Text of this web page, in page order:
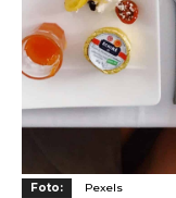
Foto: Pexels